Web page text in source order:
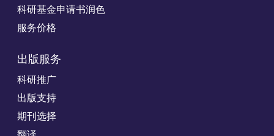
科研基金申请书润色
服务价格
出版服务
科研推广
出版支持
期刊选择